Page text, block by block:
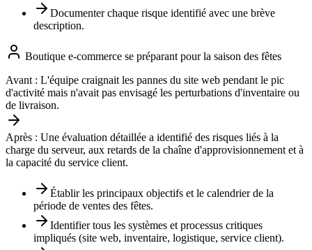
Documenter chaque risque identifié avec une brève
description.
Boutique e-commerce se préparant pour la saison des fêtes
Avant : L'équipe craignait les pannes du site web pendant le pic
d'activité mais n'avait pas envisagé les perturbations d'inventaire ou
de livraison.
Après : Une évaluation détaillée a identifié des risques liés à la
charge du serveur, aux retards de la chaîne d'approvisionnement et à
la capacité du service client.
Établir les principaux objectifs et le calendrier de la
période de ventes des fêtes.
Identifier tous les systèmes et processus critiques
impliqués (site web, inventaire, logistique, service client).